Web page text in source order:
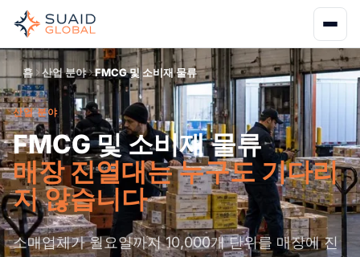
홈 산업 분야 FMCG 및 소비재 물류
산업 분야
FMCG 및 소비재 물류
매장 진열대는 누구도 기다리
지 않습니다
소매업체가 월요일까지 10,000개 단위를 매장에 진